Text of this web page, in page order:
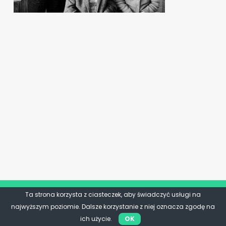
Ta strona korzysta z ciasteczek, aby świadczyć usługi na
najwyższym poziomie. Dalsze korzystanie z niej oznacza zgodę na
ich użycie.
OK